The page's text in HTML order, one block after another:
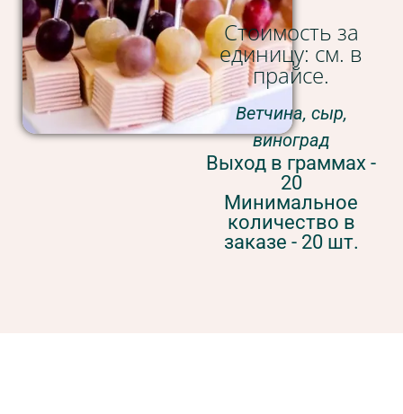
Стоимость за
единицу: см. в
прайсе.
Ветчина, сыр,
виноград
Выход в граммах -
20
Минимальное
количество в
заказе - 20 шт.